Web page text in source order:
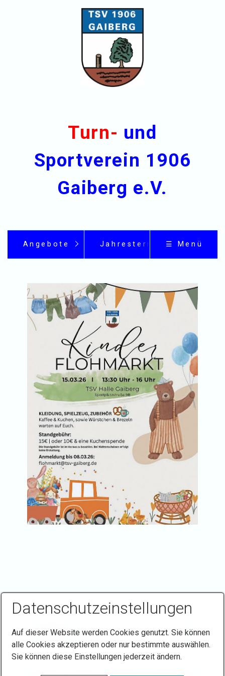
Turn- und
Sportverein 1906
Gaiberg e.V.
Angebote Jahrestermine☰ Menü
Datenschutzeinstellungen
Auf dieser Website werden Cookies genutzt. Sie können
alle Cookies akzeptieren oder nur bestimmte auswählen.
Sie können diese Einstellungen jederzeit ändern.